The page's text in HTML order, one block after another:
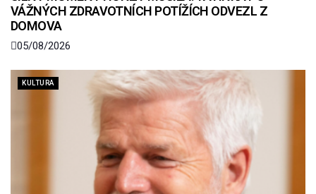
VÁŽNÝCH ZDRAVOTNÍCH POTÍŽÍCH ODVEZL Z
DOMOVA
05/08/2026
KULTURA